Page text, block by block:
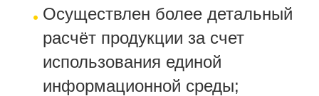
Осуществлен более детальный
расчёт продукции за счет
использования единой
информационной среды;